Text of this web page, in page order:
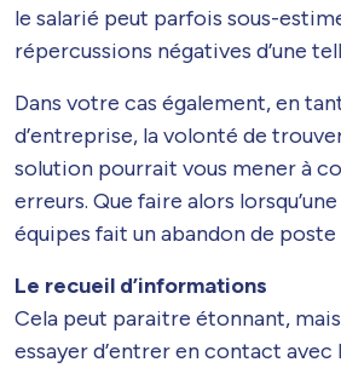
le salarié peut parfois sous-
répercussions négatives d’une
Dans votre cas également, en
d’entreprise, la volonté de
solution pourrait vous mener à
erreurs. Que faire alors
équipes fait un abandon de poste
Le recueil d’informations
Cela peut paraitre étonnant,
essayer d’entrer en contact